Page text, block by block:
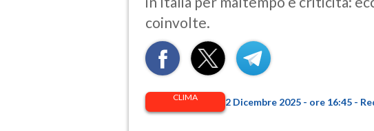
coinvolte.
CLIMA 2 Dicembre 2025 - ore 16:45 -